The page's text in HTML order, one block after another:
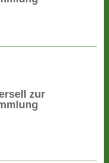
zur